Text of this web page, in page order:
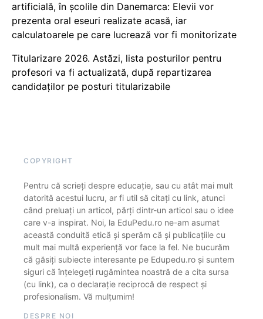
artificială, în școlile din Danemarca: Elevii vor
prezenta oral eseuri realizate acasă, iar
calculatoarele pe care lucrează vor fi monitorizate
Titularizare 2026. Astăzi, lista posturilor pentru
profesori va fi actualizată, după repartizarea
candidaților pe posturi titularizabile
COPYRIGHT
Pentru că scrieți despre educație, sau cu atât mai mult
datorită acestui lucru, ar fi util să citați cu link, atunci
când preluați un articol, părți dintr-un articol sau o idee
care v-a inspirat. Noi, la EduPedu.ro ne-am asumat
această conduită etică și sperăm că și publicațiile cu
mult mai multă experiență vor face la fel. Ne bucurăm
că găsiți subiecte interesante pe Edupedu.ro și suntem
siguri că înțelegeți rugămintea noastră de a cita sursa
(cu link), ca o declarație reciprocă de respect și
profesionalism. Vă mulțumim!
DESPRE NOI